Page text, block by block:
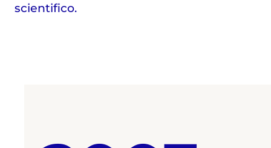
scientifico.